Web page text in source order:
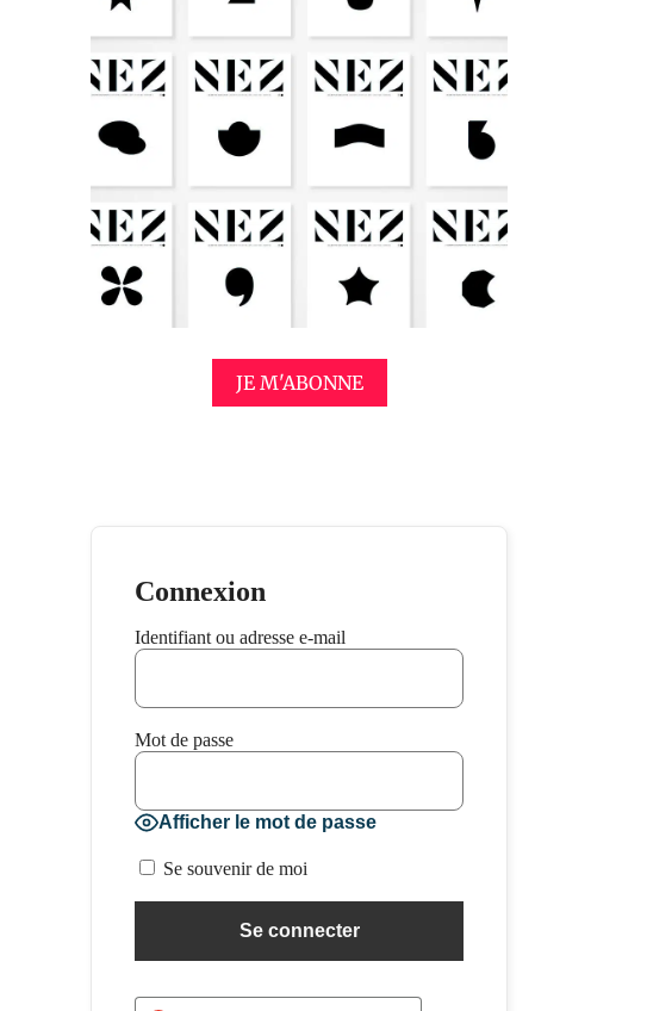
JE M'ABONNE
Connexion
Identifiant ou adresse e-mail
Mot de passe
Afficher le mot de passe
Se souvenir de moi